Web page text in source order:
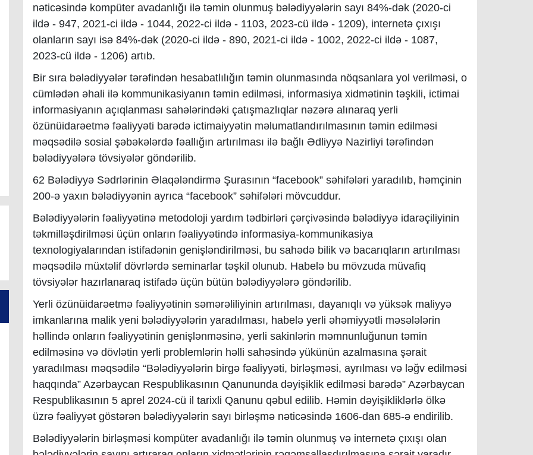
nəticəsində kompüter avadanlığı ilə təmin olunmuş bələdiyyələrin sayı 84%-dək (2020-ci
ildə - 947, 2021-ci ildə - 1044, 2022-ci ildə - 1103, 2023-cü ildə - 1209), internetə çıxışı
olanların sayı isə 84%-dək (2020-ci ildə - 890, 2021-ci ildə - 1002, 2022-ci ildə - 1087,
2023-cü ildə - 1206) artıb.
Bir sıra bələdiyyələr tərəfindən hesabatlılığın təmin olunmasında nöqsanlara yol verilməsi, o
cümlədən əhali ilə kommunikasiyanın təmin edilməsi, informasiya xidmətinin təşkili, ictimai
informasiyanın açıqlanması sahələrindəki çatışmazlıqlar nəzərə alınaraq yerli
özünüidarəetmə fəaliyyəti barədə ictimaiyyətin məlumatlandırılmasının təmin edilməsi
məqsədilə sosial şəbəkələrdə fəallığın artırılması ilə bağlı Ədliyyə Nazirliyi tərəfindən
bələdiyyələrə tövsiyələr göndərilib.
62 Bələdiyyə Sədrlərinin Əlaqələndirmə Şurasının “facebook” səhifələri yaradılıb, həmçinin
200-ə yaxın bələdiyyənin ayrıca “facebook” səhifələri mövcuddur.
Bələdiyyələrin fəaliyyətinə metodoloji yardım tədbirləri çərçivəsində bələdiyyə idarəçiliyinin
təkmilləşdirilməsi üçün onların fəaliyyətində informasiya-kommunikasiya
texnologiyalarından istifadənin genişləndirilməsi, bu sahədə bilik və bacarıqların artırılması
məqsədilə müxtəlif dövrlərdə seminarlar təşkil olunub. Habelə bu mövzuda müvafiq
tövsiyələr hazırlanaraq istifadə üçün bütün bələdiyyələrə göndərilib.
Yerli özünüidarəetmə fəaliyyətinin səmərəliliyinin artırılması, dayanıqlı və yüksək maliyyə
imkanlarına malik yeni bələdiyyələrin yaradılması, habelə yerli əhəmiyyətli məsələlərin
həllində onların fəaliyyətinin genişlənməsinə, yerli sakinlərin məmnunluğunun təmin
edilməsinə və dövlətin yerli problemlərin həlli sahəsində yükünün azalmasına şərait
yaradılması məqsədilə “Bələdiyyələrin birgə fəaliyyəti, birləşməsi, ayrılması və ləğv edilməsi
haqqında” Azərbaycan Respublikasının Qanununda dəyişiklik edilməsi barədə” Azərbaycan
Respublikasının 5 aprel 2024-cü il tarixli Qanunu qəbul edilib. Həmin dəyişikliklərlə ölkə
üzrə fəaliyyət göstərən bələdiyyələrin sayı birləşmə nəticəsində 1606-dan 685-ə endirilib.
Bələdiyyələrin birləşməsi kompüter avadanlığı ilə təmin olunmuş və internetə çıxışı olan